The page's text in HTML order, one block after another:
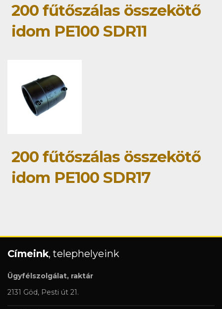
200 fűtőszálas összekötő
idom PE100 SDR11
200 fűtőszálas összekötő
idom PE100 SDR17
Címeink, telephelyeink
Ügyfélszolgálat, raktár
2131 Göd, Pesti út 21.